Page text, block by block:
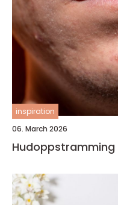
inspiration
06. March 2026